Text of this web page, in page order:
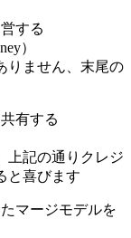
する
）
りません、末尾の
有する
上記の通りクレジ
と喜びます
マージモデルを